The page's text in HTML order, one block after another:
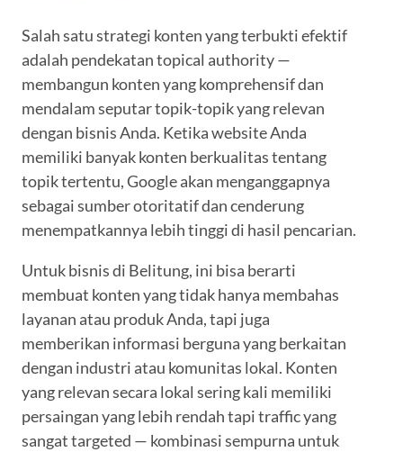
Salah satu strategi konten yang terbukti efektif
adalah pendekatan topical authority —
membangun konten yang komprehensif dan
mendalam seputar topik-topik yang relevan
dengan bisnis Anda. Ketika website Anda
memiliki banyak konten berkualitas tentang
topik tertentu, Google akan menganggapnya
sebagai sumber otoritatif dan cenderung
menempatkannya lebih tinggi di hasil pencarian.
Untuk bisnis di Belitung, ini bisa berarti
membuat konten yang tidak hanya membahas
layanan atau produk Anda, tapi juga
memberikan informasi berguna yang berkaitan
dengan industri atau komunitas lokal. Konten
yang relevan secara lokal sering kali memiliki
persaingan yang lebih rendah tapi traffic yang
sangat targeted — kombinasi sempurna untuk